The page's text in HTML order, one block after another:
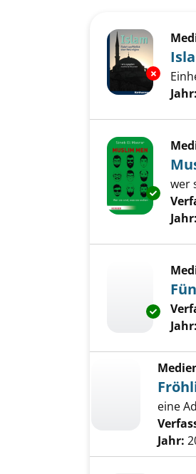
Jahr:
wer
Jahr:
Jahr:
eine
Jahr: